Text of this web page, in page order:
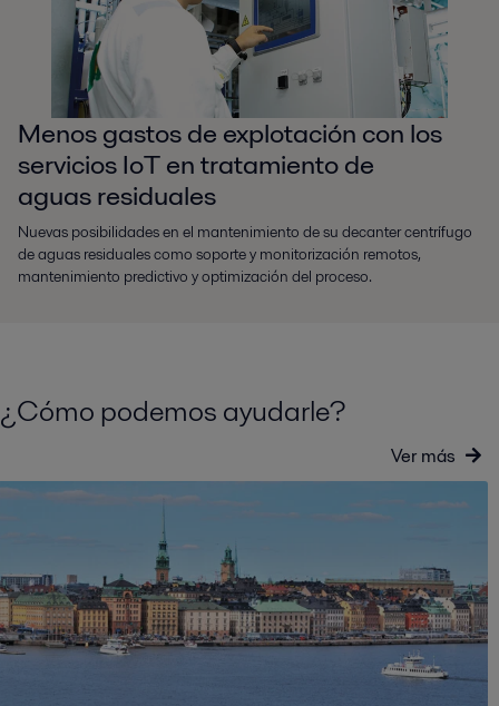
Menos gastos de explotación con los
servicios IoT en tratamiento de
aguas residuales
Nuevas posibilidades en el mantenimiento de su decanter centrífugo
de aguas residuales como soporte y monitorización remotos,
mantenimiento predictivo y optimización del proceso.
¿Cómo podemos ayudarle?
Ver más